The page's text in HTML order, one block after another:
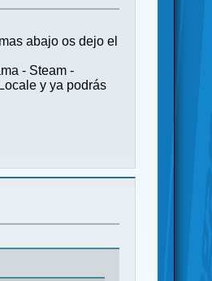
abajo os dejo el
- Steam -
y ya podrás